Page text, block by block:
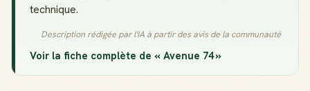
technique.
Description rédigée par l'IA à partir des avis de la communauté
Voir la fiche complète de « Avenue 74 »